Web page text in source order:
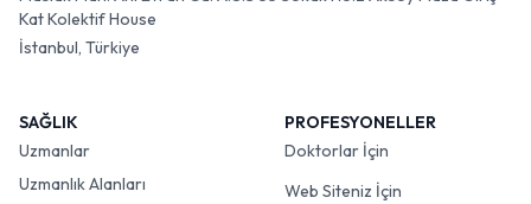
Kat Kolektif House
İstanbul, Türkiye
SAĞLIK
Uzmanlar
Uzmanlık Alanları
PROFESYONELLER
Doktorlar İçin
Web Siteniz İçin